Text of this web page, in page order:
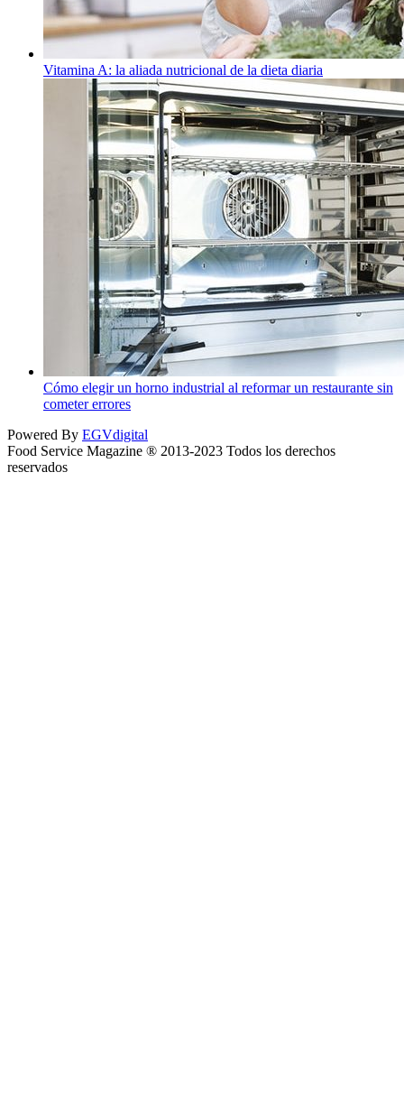
Vitamina A: la aliada nutricional de la dieta diaria
Cómo elegir un horno industrial al reformar un restaurante sin
cometer errores
Powered By EGVdigital
Food Service Magazine ® 2013-2023 Todos los derechos
reservados